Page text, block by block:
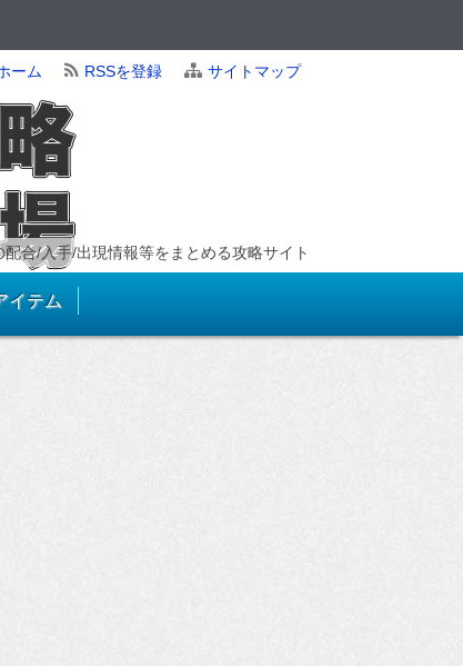
ーム RSSを登録 サイトマップ
合/入手/出現情報等をまとめる攻略サイト
イテム